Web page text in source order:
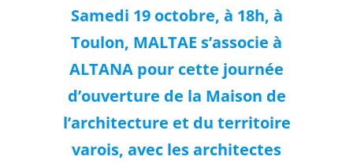
Samedi 19 octobre, à 18h, à
Toulon, MALTAE s’associe à
ALTANA pour cette journée
d’ouverture de la Maison de
l’architecture et du territoire
varois, avec les architectes